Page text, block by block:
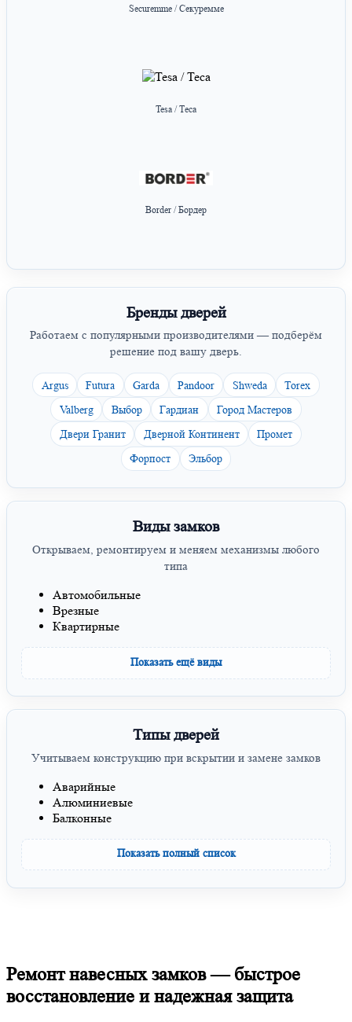
Securemme / Секуремме
Tesa / Теса
Border / Бордер
Бренды дверей
Работаем с популярными производителями — подберём
решение под вашу дверь.
Argus Futura Garda Pandoor Shweda
Torex
Valberg
Выбор Гардиан
Город Мастеров
Двери Гранит
Дверной Континент
Промет
Форпост
Эльбор
Виды замков
Открываем, ремонтируем и меняем механизмы любого
типа
Автомобильные
Врезные
Квартирные
Показать ещё виды
Типы дверей
Учитываем конструкцию при вскрытии и замене замков
Аварийные
Алюминиевые
Балконные
Показать полный список
Ремонт навесных замков — быстрое
восстановление и надежная защита